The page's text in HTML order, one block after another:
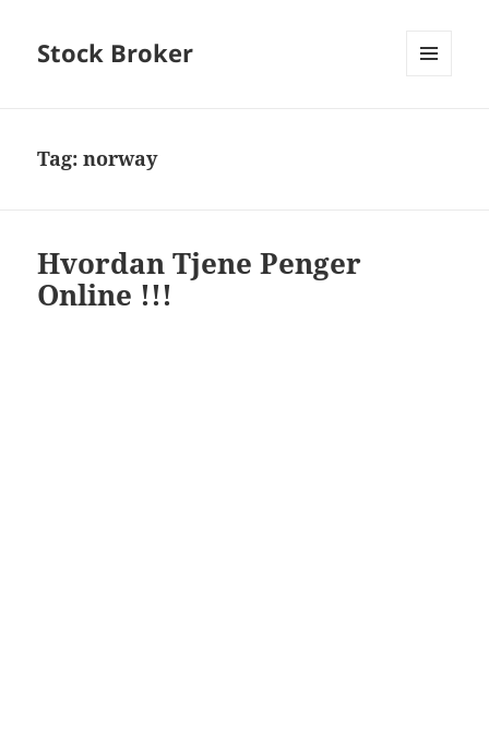
Stock Broker
Tag:norway
Hvordan Tjene Penger
Online !!!